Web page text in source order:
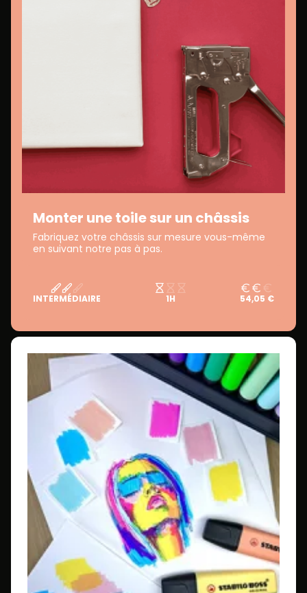
Monter une toile sur un châssis
Fabriquez votre châssis sur mesure vous-même
en suivant notre pas à pas.
INTERMÉDIAIRE 1H 54,05 €